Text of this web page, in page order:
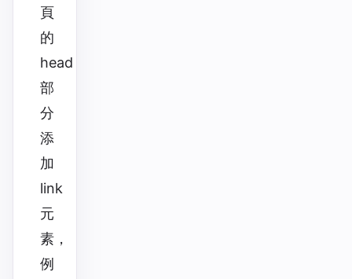
頁
的
head
部
分
添
加
link
元
素，
例